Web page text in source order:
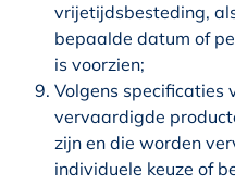
vrijetijdsbesteding,
bepaalde datum of
is voorzien;
Volgens specificaties
vervaardigde
zijn en die worden
individuele keuze of